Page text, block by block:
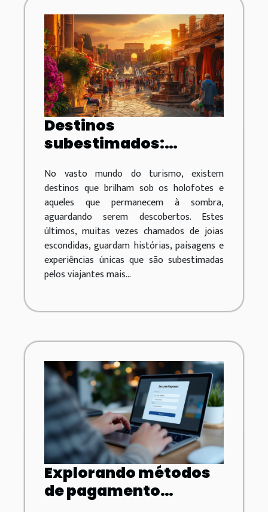
Destinos
subestimados:
escondidas do
turismo mundial
No vasto mundo do turismo, existem
destinos que brilham sob os holofotes e
aqueles que permanecem à sombra,
aguardando serem descobertos. Estes
últimos, muitas vezes chamados de joias
escondidas, guardam histórias, paisagens e
experiências únicas que são subestimadas
pelos viajantes mais...
Explorando métodos
de pagamento